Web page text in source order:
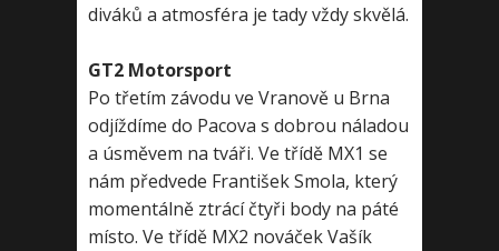
diváků a atmosféra je tady vždy skvělá.
GT2 Motorsport
Po třetím závodu ve Vranově u Brna
odjíždíme do Pacova s dobrou náladou
a úsměvem na tváři. Ve třídě MX1 se
nám předvede František Smola, který
momentálně ztrácí čtyři body na páté
místo. Ve třídě MX2 nováček Vašík